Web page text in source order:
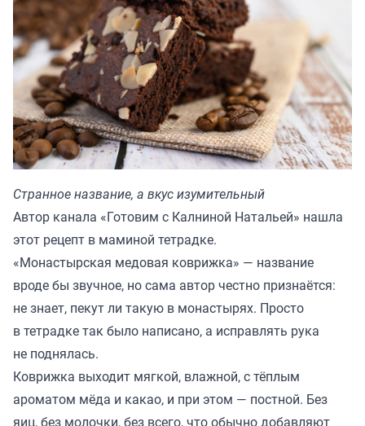
Странное название, а вкус изумительный
Автор канала «Готовим с Калниной Натальей» нашла
этот рецепт в маминой тетрадке.
«Монастырская медовая коврижка» — название
вроде бы звучное, но сама автор честно признаётся:
не знает, пекут ли такую в монастырях. Просто
в тетрадке так было написано, а исправлять рука
не поднялась.
Коврижка выходит мягкой, влажной, с тёплым
ароматом мёда и какао, и при этом — постной. Без
яиц, без молочки, без всего, что обычно добавляют